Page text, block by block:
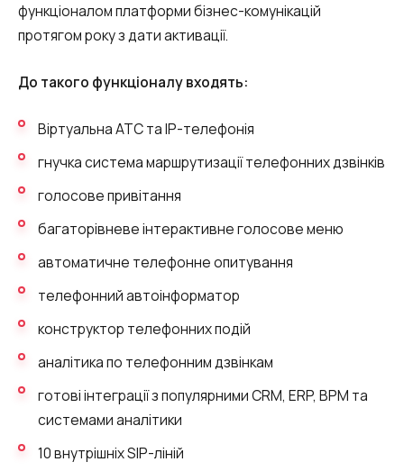
Додаткові послуги
СПАМ-моніторинг телефонних
номерів
SIP Trunk
SMS-розсилки
Міжнародні SMS-розсилки для бізнесу
Синтез мови
Голосове привітання
телефону
Інтеграція з IP телефонією
Розширений пакет підтримки SLA
Телефонна аналітика для бізнесу
функціоналом платформи бізнес-комунікацій
протягом року з дати активації.
До такого функціоналу входять:
Віртуальна АТС та IP-телефонія
гнучка система маршрутизації телефонних дзвінків
голосове привітання
багаторівневе інтерактивне голосове меню
автоматичне телефонне опитування
телефонний автоінформатор
конструктор телефонних подій
аналітика по телефонним дзвінкам
готові інтеграції з популярними CRM, ERP, BPM та
системами аналітики
10 внутрішніх SIP-ліній